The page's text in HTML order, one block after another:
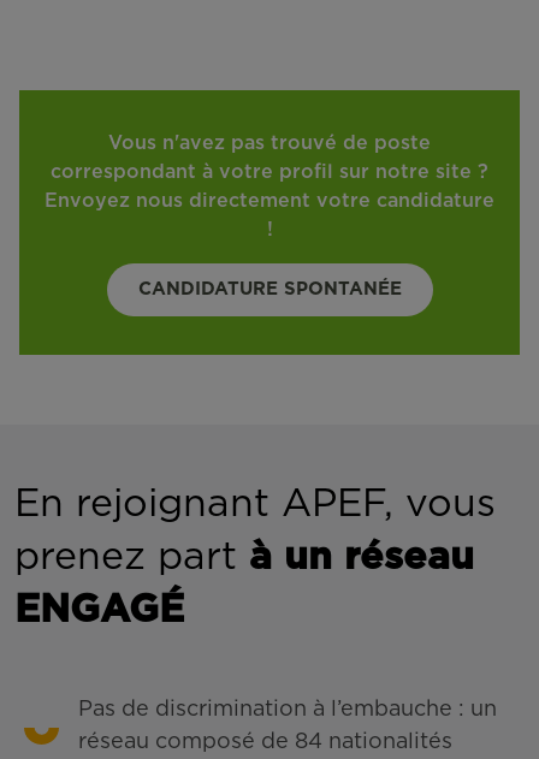
Vous n'avez pas trouvé de poste
correspondant à votre profil sur notre site ?
Envoyez nous directement votre candidature
!
CANDIDATURE SPONTANÉE
En rejoignant APEF, vous
prenez part à un réseau
ENGAGÉ
Pas de discrimination à l’embauche : un
réseau composé de 84 nationalités